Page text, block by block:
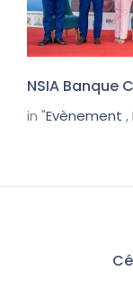
NSIA Banque
in "Evènement ,